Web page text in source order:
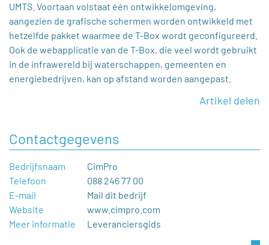
UMTS. Voortaan volstaat één ontwikkelomgeving,
aangezien de grafische schermen worden ontwikkeld met
hetzelfde pakket waarmee de T-Box wordt geconfigureerd.
Ook de webapplicatie van de T-Box, die veel wordt gebruikt
in de infrawereld bij waterschappen, gemeenten en
energiebedrijven, kan op afstand worden aangepast.
Artikel delen
Contactgegevens
Bedrijfsnaam
CimPro
Telefoon
088 246 77 00
E-mail
Mail dit bedrijf
Website
www.cimpro.com
Meer informatie
Leveranciersgids